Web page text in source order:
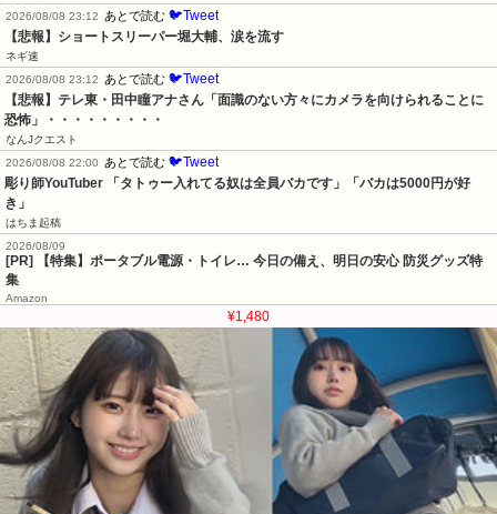
2026/08/08 23:12
あとで読む 🐦Tweet
【悲報】ショートスリーパー堀大輔、涙を流す
ネギ速
2026/08/08 23:12
あとで読む 🐦Tweet
【悲報】テレ東・田中瞳アナさん「面識のない方々にカメラを向けられることに
恐怖」・・・・・・・・・
なんJクエスト
2026/08/08 22:00
あとで読む 🐦Tweet
彫り師YouTuber 「タトゥー入れてる奴は全員バカです」「バカは5000円が好
き」
はちま起稿
2026/08/09
[PR] 【特集】ポータブル電源・トイレ… 今日の備え、明日の安心 防災グッズ特
集
Amazon
¥1,480